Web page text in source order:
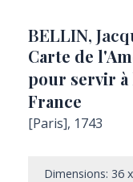
BELLIN,
Carte de
pour servir à
France
[Paris], 1743
Dimensions: 36